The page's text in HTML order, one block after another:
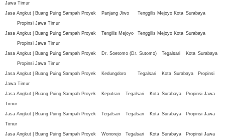
Jawa Timur
Jasa Angkut | Buang Puing Sampah Proyek
Panjang Jiwo Tenggilis Mejoyo Kota Surabaya
Propinsi Jawa Timur
Jasa Angkut | Buang Puing Sampah Proyek
Tengilis Mejoyo Tenggilis Mejoyo Kota Surabaya
Propinsi Jawa Timur
Jasa Angkut | Buang Puing Sampah Proyek
Dr. Soetomo (Dr. Sutomo) Tegalsari Kota Surabaya
Propinsi Jawa Timur
Jasa Angkut | Buang Puing Sampah Proyek
Kedungdoro Tegalsari Kota Surabaya
Propinsi
Jawa Timur
Jasa Angkut | Buang Puing Sampah Proyek
Keputran Tegalsari Kota Surabaya
Propinsi Jawa
Timur
Jasa Angkut | Buang Puing Sampah Proyek
Tegalsari Tegalsari Kota Surabaya
Propinsi Jawa
Timur
Jasa Angkut | Buang Puing Sampah Proyek
Wonorejo Tegalsari Kota Surabaya Propinsi Jawa